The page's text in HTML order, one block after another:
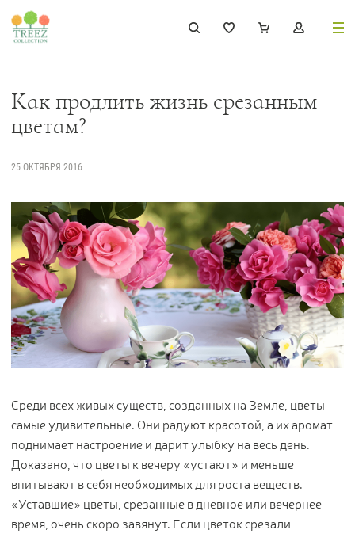
Каталог
Деревья 239
Растения, кусты, мох и трава 221
Ампельные растения 70
Кашпо 256
Дизайнерские композиции 17
Цветы
Готовые решения от Treez
Алфавитный указатель
Как продлить жизнь срезанным
цветам?
25 ОКТЯБРЯ 2016
Среди всех живых существ, созданных на Земле, цветы –
самые удивительные. Они радуют красотой, а их аромат
поднимает настроение и дарит улыбку на весь день.
Доказано, что цветы к вечеру «устают» и меньше
впитывают в себя необходимых для роста веществ.
«Уставшие» цветы, срезанные в дневное или вечернее
время, очень скоро завянут. Если цветок срезали